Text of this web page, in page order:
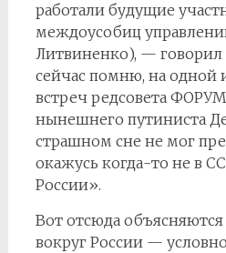
работали будущие
междоусобиц
Литвиненко), — говорил
сейчас помню, на одной
встреч редсовета
нынешнего путиниста
страшном сне не мог
окажусь когда-то не в
России».
Вот отсюда
вокруг России —